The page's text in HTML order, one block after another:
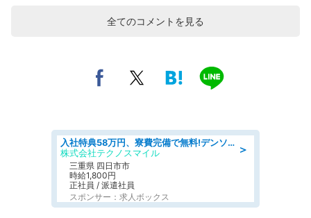
全てのコメントを見る
＞
入社特典58万円、寮費完備で無料!デンソーで働こう!自動車工場で小型部品の検査業務 denso aichi
株式会社テクノスマイル
三重県 四日市市
時給1,800円
正社員 / 派遣社員
スポンサー：求人ボックス